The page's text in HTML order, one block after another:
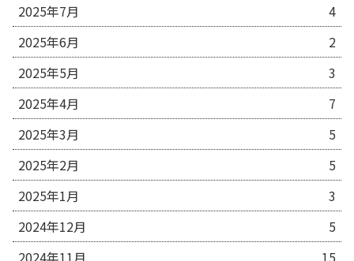
2025年7月
4
2025年6月
2
2025年5月
3
2025年4月
7
2025年3月
5
2025年2月
5
2025年1月
3
2024年12月
5
2024年11月
15